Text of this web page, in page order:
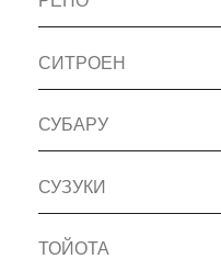
СИТРОЕН
СУБАРУ
СУЗУКИ
ТОЙОТА